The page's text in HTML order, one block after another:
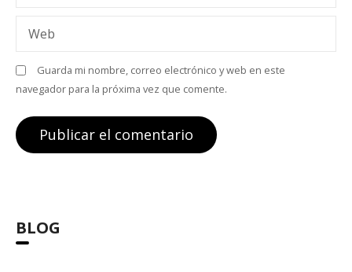
a
d
a
s
Web
Guarda mi nombre, correo electrónico y web en este
navegador para la próxima vez que comente.
BLOG